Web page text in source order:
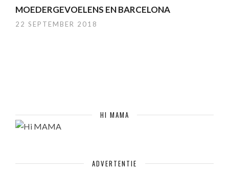
MOEDERGEVOELENS EN BARCELONA
22 SEPTEMBER 2018
HI MAMA
ADVERTENTIE